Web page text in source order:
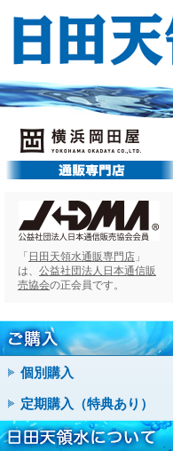
「 日田天領水通販専門店 」
は、 公益社団法人日本通信販
売協会の正会員です。
個別購入
定期購入（特典あり）